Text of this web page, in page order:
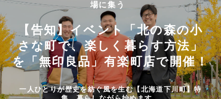
場に集う
【告知】イベント「北の森の小
さな町で、楽しく暮らす方法」
を「無印良品」有楽町店で開催！
一人ひとりが歴史を紡ぐ風を生む【北海道下川町】特
今月の編集部おすすめ
探求者
灯台もと暮らしとは？